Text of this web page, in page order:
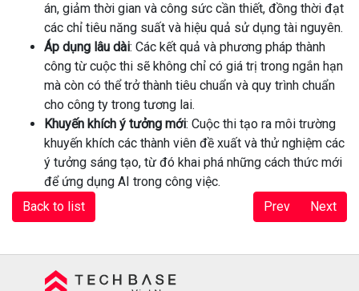
án, giảm thời gian và công sức cần thiết, đồng thời đạt
các chỉ tiêu năng suất và hiệu quả sử dụng tài nguyên.
Áp dụng lâu dài: Các kết quả và phương pháp thành
công từ cuộc thi sẽ không chỉ có giá trị trong ngắn hạn
mà còn có thể trở thành tiêu chuẩn và quy trình chuẩn
cho công ty trong tương lai.
Khuyến khích ý tưởng mới: Cuộc thi tạo ra môi trường
khuyến khích các thành viên đề xuất và thử nghiệm các
ý tưởng sáng tạo, từ đó khai phá những cách thức mới
để ứng dụng AI trong công việc.
Back to list
Prev Next